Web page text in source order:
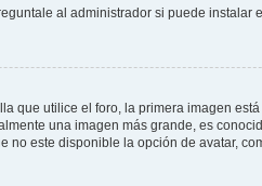
al administrador si puede
que utilice el foro, la primera imagen
una imagen más grande, es
este disponible la opción de avatar,